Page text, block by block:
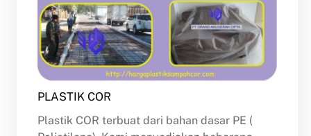
PLASTIK COR
Plastik COR terbuat dari bahan dasar PE (